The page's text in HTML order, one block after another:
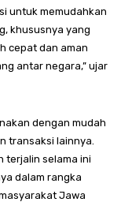
untuk memudahkan
khususnya yang
cepat dan aman
antar negara,” ujar
dengan mudah
transaksi lainnya.
terjalin selama ini
dalam rangka
Jawa